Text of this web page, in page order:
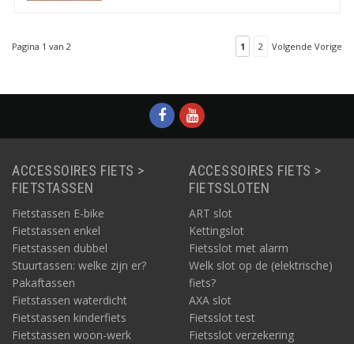
Pagina 1 van 2 1 2 Volgende Vorige
ACCESSOIRES FIETS >
FIETSTASSEN
Fietstassen E-bike
Fietstassen enkel
Fietstassen dubbel
Stuurtassen: welke zijn er?
Pakaftassen
Fietstassen waterdicht
Fietstassen kinderfiets
Fietstassen woon-werk
ACCESSOIRES FIETS >
FIETSSLOTEN
ART slot
Kettingslot
Fietsslot met alarm
Welk slot op de (elektrische)
fiets?
AXA slot
Fietsslot test
Fietsslot verzekering